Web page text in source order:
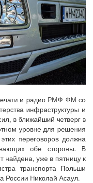
и радио РМФ ФМ со
инфраструктуры и
в ближайший четверг в
уровне для решения
переговоров должна
обе стороны. В
найдена, уже в пятницу к
транспорта Польши
России Николай Асаул.